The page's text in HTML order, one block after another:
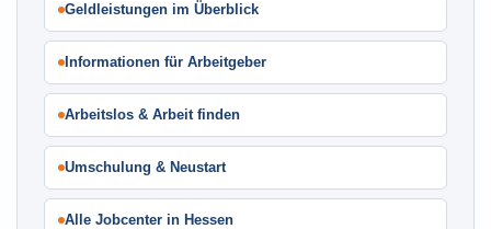
Geldleistungen im Überblick
Informationen für Arbeitgeber
Arbeitslos & Arbeit finden
Umschulung & Neustart
Alle Jobcenter in Hessen